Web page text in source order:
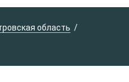
область